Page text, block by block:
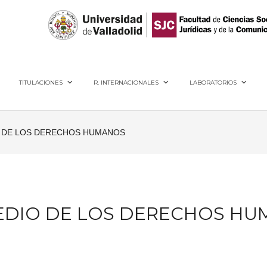
TITULACIONES R. INTERNACIONALES LABORATORIOS
LOS DERECHOS HUMANOS
DE LOS DERECHOS